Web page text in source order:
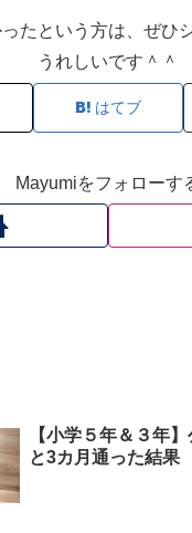
たという方は、ぜひ
うれしいです＾＾
はてブ
Mayumiをフォローす
【小学５年＆３年
と3カ月通った結果